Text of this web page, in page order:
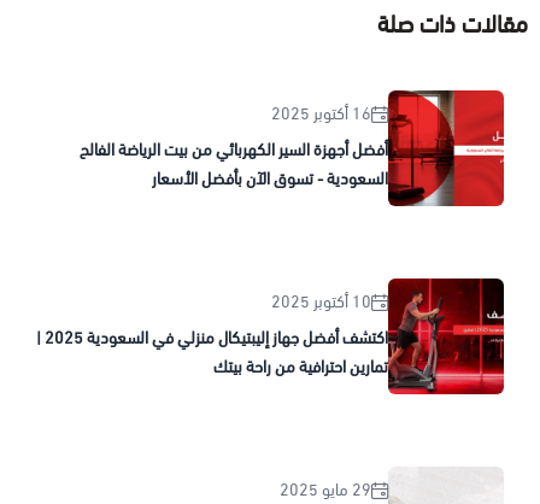
مقالات ذات صلة
16 أكتوبر 2025
أفضل أجهزة السير الكهربائي من بيت الرياضة الفالح
السعودية - تسوق الآن بأفضل الأسعار
10 أكتوبر 2025
اكتشف أفضل جهاز إليبتيكال منزلي في السعودية 2025 |
تمارين احترافية من راحة بيتك
29 مايو 2025